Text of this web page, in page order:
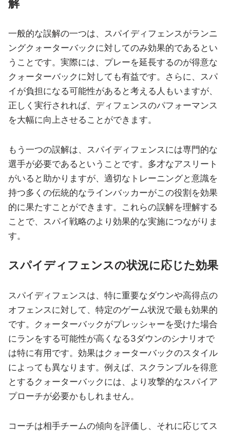
解
一般的な誤解の一つは、スパイディフェンスがランニ
ングクォーターバックに対してのみ効果的であるとい
うことです。実際には、プレーを延長するのが得意な
クォーターバックに対しても有益です。さらに、スパ
イが負担になる可能性があると考える人もいますが、
正しく実行されれば、ディフェンスのパフォーマンス
を大幅に向上させることができます。
もう一つの誤解は、スパイディフェンスには専門的な
選手が必要であるということです。多才なアスリート
がいると助かりますが、適切なトレーニングと意識を
持つ多くの伝統的なラインバッカーがこの役割を効果
的に果たすことができます。これらの誤解を理解する
ことで、スパイ戦略のより効果的な実施につながりま
す。
スパイディフェンスの状況に応じた効果
スパイディフェンスは、特に重要なダウンや高得点の
オフェンスに対して、特定のゲーム状況で最も効果的
です。クォーターバックがプレッシャーを受けた場合
にランをする可能性が高くなる3ダウンのシナリオで
は特に有用です。効果はクォーターバックのスタイル
によっても異なります。例えば、スクランブルを得意
とするクォーターバックには、より攻撃的なスパイア
プローチが必要かもしれません。
コーチは相手チームの傾向を評価し、それに応じてス